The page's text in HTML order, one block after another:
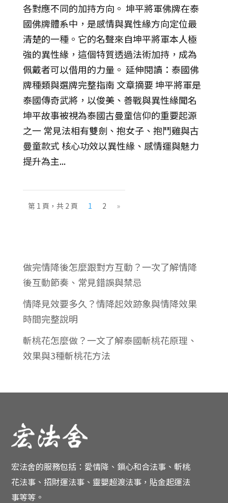
各對應不同的加持方向。 坤平將軍佛牌在泰
國佛牌體系中，是感情與異性緣方向定位最
清楚的一種。它的名聲來自坤平將軍本人極
強的異性緣，這個特質透過法術加持，成為
佩戴者可以借用的力量。 延伸閱讀：泰國佛
牌種類與選牌完整指南 文章摘要 坤平將軍是
泰國傳奇武將，以俊美、善戰與異性緣聞名
坤平故事被視為泰國古曼童信仰的重要起源
之一 常見法相有雙劍、抱女子、抱鬥雞與古
曼童款式 核心功效以異性緣、感情運與魅力
提升為主...
第 1 頁，共 2 頁 1 2 »
做完情降後怎麼跟對方互動？一次了解情降
後互動節奏、常見錯誤與禁忌
情降見效要多久？情降起效跡象與情降效果
時間完整說明
斬桃花怎麼做？一文了解泰國斬桃花原理、
效果與3種斬桃花方法
宏法舍的服務包括：愛情降、鎖心和合法事、斬桃
花法事、招財運法事、靈嬰超渡法事，貼金起運法
事等等。